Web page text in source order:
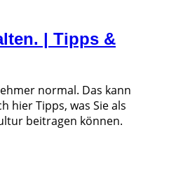
| Tipps &
normal. Das kann
hier Tipps, was Sie als
beitragen können.